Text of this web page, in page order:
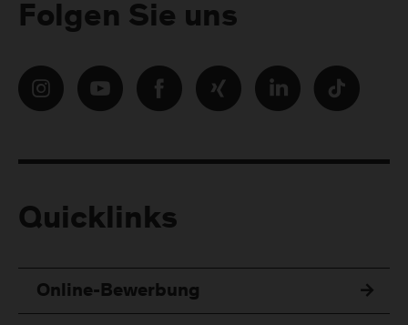
Folgen Sie uns
Quicklinks
Online-Bewerbung